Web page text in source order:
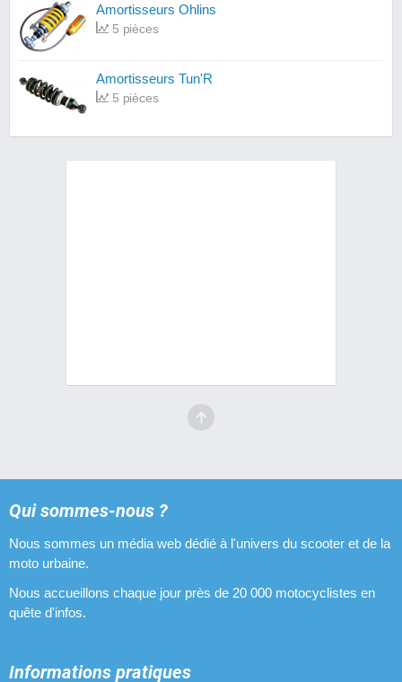
Amortisseurs Ohlins
5 pièces
Amortisseurs Tun'R
5 pièces
Amortisseurs IMCA
3 pièces
Qui sommes-nous ?
Nous sommes un média web dédié à l'univers du scooter et de la
moto urbaine.
Nous accueillons chaque jour près de 20 000 motocyclistes en
quête d'infos.
Informations pratiques